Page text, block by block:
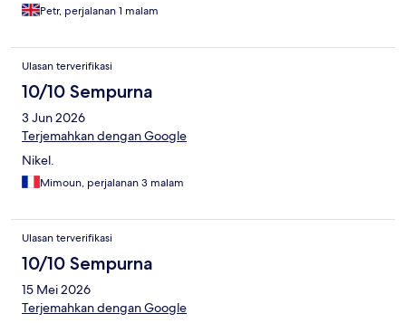
Petr, perjalanan 1 malam
Ulasan terverifikasi
10/10 Sempurna
3 Jun 2026
Terjemahkan dengan Google
Nikel.
Mimoun, perjalanan 3 malam
Ulasan terverifikasi
10/10 Sempurna
15 Mei 2026
Terjemahkan dengan Google